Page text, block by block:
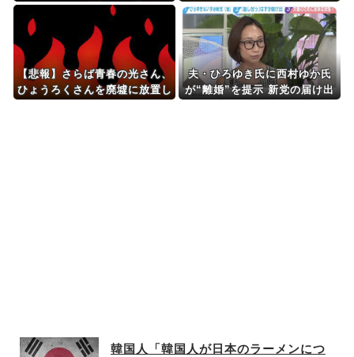
ヤーを倒して優勝ｗｗｗｗ
【悲報】さらば青春の光さん、
ひょうろくさんを廃墟に放置し
夫・ひろゆき氏に西村ゆか氏
が“離婚”を提示 新党の届け出
韓国人「韓国人が日本のラーメンにつ